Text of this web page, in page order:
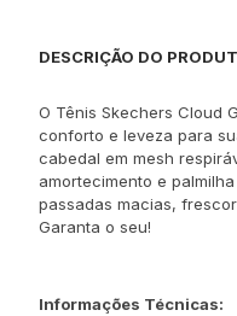
DESCRIÇÃO DO
O Tênis Skechers Cloud
conforto e leveza para
cabedal em mesh
amortecimento e
passadas macias,
Garanta o seu!
Informações Técnicas: